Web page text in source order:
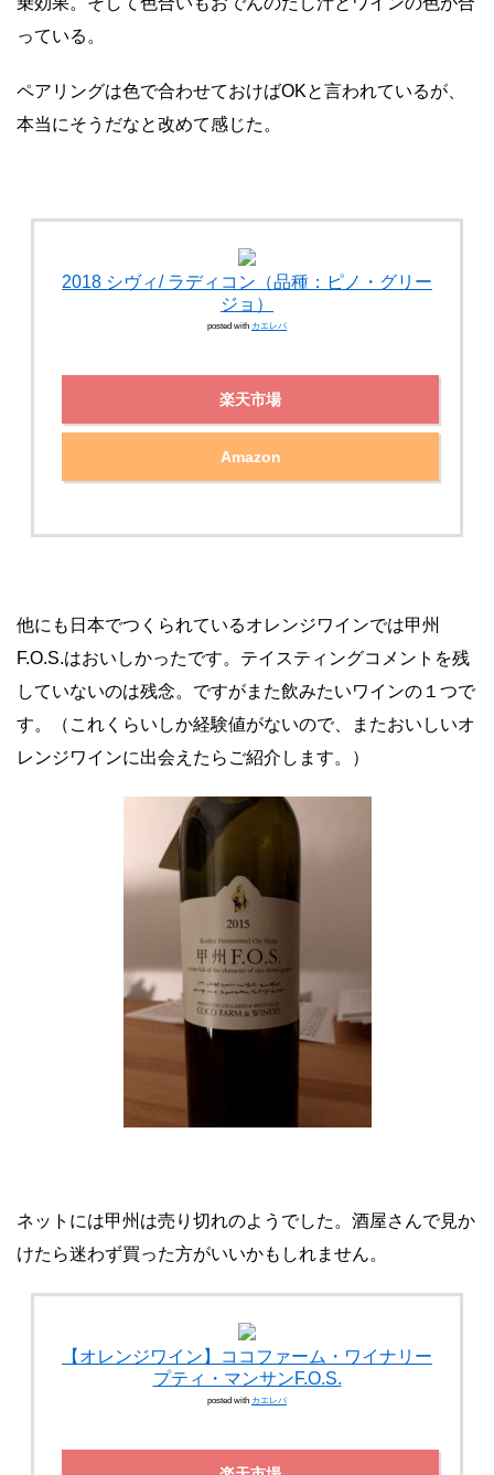
っている。
ペアリングは色で合わせておけばOKと言われているが、
本当にそうだなと改めて感じた。
2018 シヴィ/ ラディコン（品種：ピノ・グリー
ジョ）
posted with カエレバ
楽天市場
Amazon
他にも日本でつくられているオレンジワインでは甲州
F.O.S.はおいしかったです。テイスティングコメントを残
していないのは残念。ですがまた飲みたいワインの１つで
す。（これくらいしか経験値がないので、またおいしいオ
レンジワインに出会えたらご紹介します。）
ネットには甲州は売り切れのようでした。酒屋さんで見か
けたら迷わず買った方がいいかもしれません。
【オレンジワイン】ココファーム・ワイナリー
プティ・マンサンF.O.S.
posted with カエレバ